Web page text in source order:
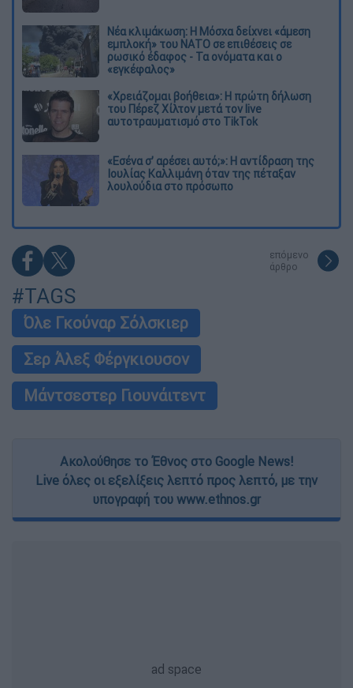
Νέα κλιμάκωση: Η Μόσχα δείχνει «άμεση
εμπλοκή» του ΝΑΤΟ σε επιθέσεις σε
ρωσικό έδαφος - Τα ονόματα και ο
«εγκέφαλος»
«Χρειάζομαι βοήθεια»: Η πρώτη δήλωση
του Πέρεζ Χίλτον μετά τον live
αυτοτραυματισμό στο TikTok
«Εσένα σ’ αρέσει αυτό;»: Η αντίδραση της
Ιουλίας Καλλιμάνη όταν της πέταξαν
λουλούδια στο πρόσωπο
επόμενο
άρθρο
#TAGS
Όλε Γκούναρ Σόλσκιερ
Σερ Άλεξ Φέργκιουσον
Μάντσεστερ Γιουνάιτεντ
Ακολούθησε το Έθνος στο Google News!
Live όλες οι εξελίξεις λεπτό προς λεπτό, με την
υπογραφή του www.ethnos.gr